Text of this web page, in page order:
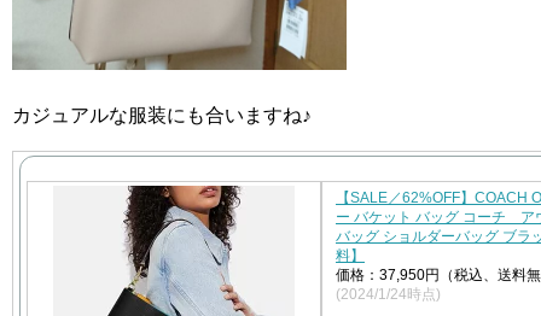
カジュアルな服装にも合いますね♪
【SALE／62%OFF】COACH
ー バケット バッグ コーチ ア
バッグ ショルダーバッグ ブラ
料】
価格：37,950円（税込、送料
(2024/1/24時点)